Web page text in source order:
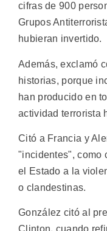
cifras de 900
Grupos
hubieran invertido.
Además, exclamó
historias, porque
han producido en
actividad terrorista
Citó a Francia y
"incidentes", como
el Estado a la
o clandestinas.
González citó al